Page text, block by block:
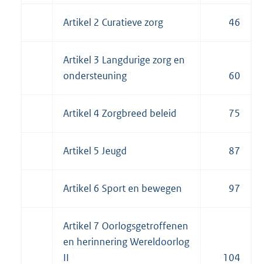
Artikel 2 Curatieve zorg 46
Artikel 3 Langdurige zorg en
ondersteuning
60
Artikel 4 Zorgbreed beleid 75
Artikel 5 Jeugd 87
Artikel 6 Sport en bewegen 97
Artikel 7 Oorlogsgetroffenen
en herinneringWereldoorlog
II
104